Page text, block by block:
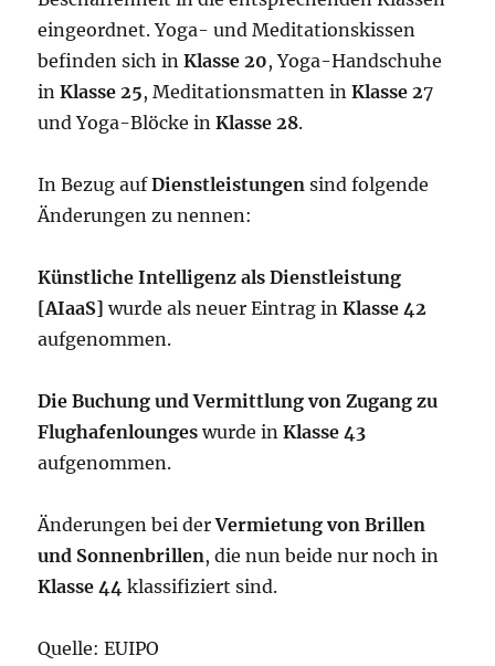
eingeordnet. Yoga- und Meditationskissen
befinden sich inKlasse 20, Yoga-Handschuhe
inKlasse 25, Meditationsmatten inKlasse 27
und Yoga-Blöcke inKlasse 28.
In Bezug aufDienstleistungensind folgende
Änderungen zu nennen:
Künstliche Intelligenz als Dienstleistung
[AIaaS]wurde als neuer Eintrag inKlasse 42
aufgenommen.
Die Buchung und Vermittlung von Zugang zu
Flughafenlounges wurde inKlasse 43
aufgenommen.
Änderungen bei derVermietung von Brillen
und Sonnenbrillen, die nun beide nur noch in
Klasse 44klassifiziert sind.
Quelle: EUIPO